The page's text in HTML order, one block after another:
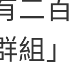
二
組